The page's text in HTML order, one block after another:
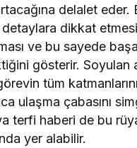
delalet eder.
dikkat
ve bu sayede
gösterir. Soyulan
tüm
ulaşma çabasını
terfi haberi de bu
yer alabilir.